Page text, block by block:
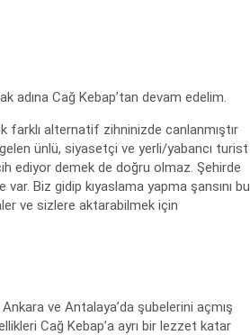
adına Cağ Kebap’tan devam edelim.
farklı alternatif zihninizde canlanmıştır
ünlü, siyasetçi ve yerli/yabancı turist
ediyor demek de doğru olmaz. Şehirde
Biz gidip kıyaslama yapma şansını bu
ve sizlere aktarabilmek için
ve Antalaya’da şubelerini açmış
Cağ Kebap’a ayrı bir lezzet katar